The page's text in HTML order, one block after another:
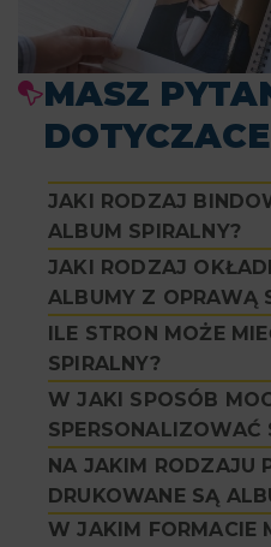
MASZ
JAKI RODZAJ
ALBUM SPIRALNY?
JAKI RODZAJ
ALBUMY Z OPRAWĄ
ILE STRON MOŻE
SPIRALNY?
W JAKI SPOSÓB
NA JAKIM RODZAJU
DRUKOWANE SĄ
W JAKIM FORMACIE